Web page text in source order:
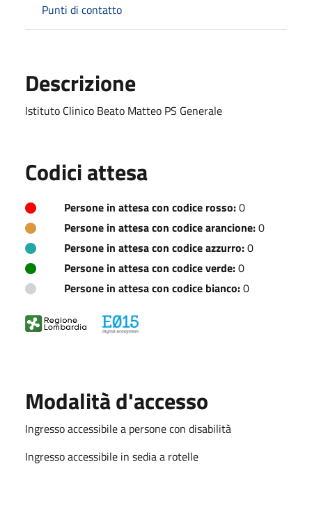
Punti di contatto
Descrizione
Istituto Clinico Beato Matteo PS Generale
Codici attesa
Persone in attesa con codice rosso:0
Persone in attesa con codice arancione:0
Persone in attesa con codice azzurro:0
Persone in attesa con codice verde:0
Persone in attesa con codice bianco:0
Modalità d'accesso
Ingresso accessibile a persone con disabilità
Ingresso accessibile in sedia a rotelle